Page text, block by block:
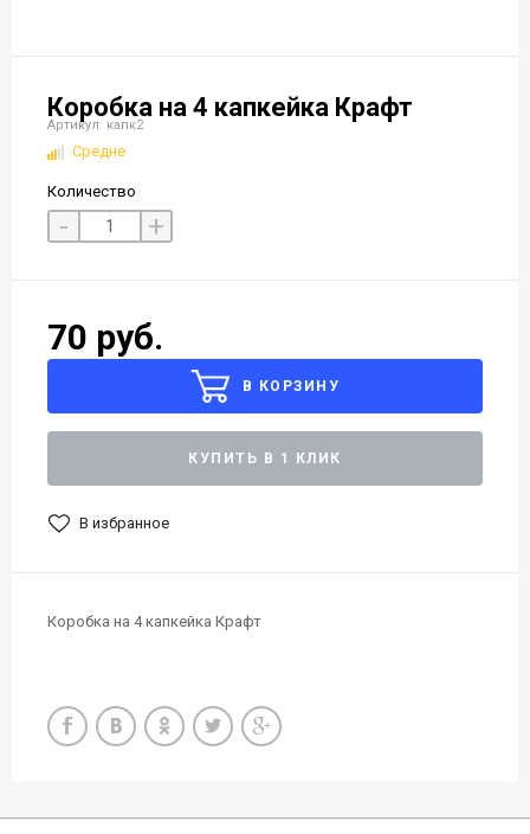
Коробка на 4 капкейка Крафт
Артикул: капк2
Средне
Количество
- +
70 руб.
В КОРЗИНУ
КУПИТЬ В 1 КЛИК
В избранное
Коробка на 4 капкейка Крафт